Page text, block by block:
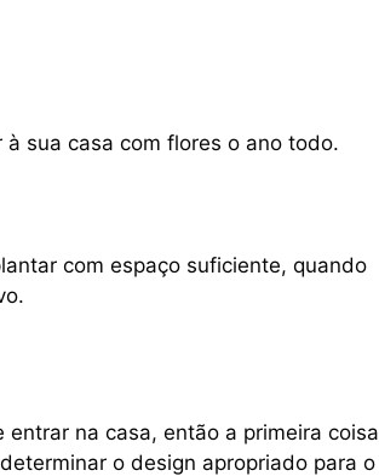
sua casa com flores o ano todo.
com espaço suficiente, quando
na casa, então a primeira coisa
o design apropriado para o